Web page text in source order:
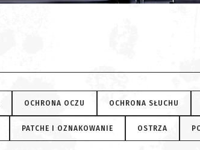
OCHRONA OCZU OCHRONA SŁUCHU
PATCHE I OZNAKOWANIE OSTRZA